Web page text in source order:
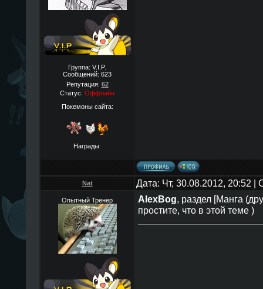
Группа: V.I.P.
Сообщений: 623
Репутация: 62
Статус: Оффлайн
Покемоны сайта:
Награды:
Nat Дата: Чт, 30.08.2012, 20:52
Опытный Тренер AlexBog, раздел [Манга
простите, что в этой теме )